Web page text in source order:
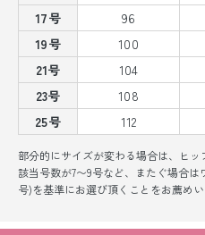
17号
96
19号
100
21号
104
23号
108
25号
112
部分的にサイズが変わる場合は、ヒッ
該当号数が7〜9号など、またぐ場合
号)を基準にお選び頂くことをお薦めい